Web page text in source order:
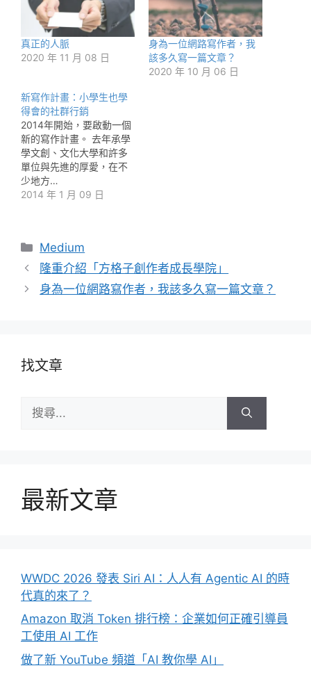
真正的人脈
2020 年 11 月 08 日
身為一位網路寫作者，我
該多久寫一篇文章？
2020 年 10 月 06 日
新寫作計畫：小學生也學
得會的社群行銷
2014年開始，要啟動一個
新的寫作計畫。 去年承學
學文創、文化大學和許多
單位與先進的厚愛，在不
少地方…
2014 年 1 月 09 日
分
類
Medium
隆重介紹「方格子創作者成長學院」
身為一位網路寫作者，我該多久寫一篇文章？
找文章
尋:
最新文章
WWDC 2026 發表 Siri AI：人人有 Agentic AI 的時
代真的來了？
Amazon 取消 Token 排行榜：企業如何正確引導員
工使用 AI 工作
做了新 YouTube 頻道「AI 教你學 AI」